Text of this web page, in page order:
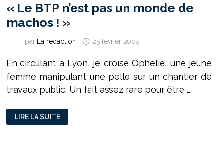
« Le BTP n’est pas un monde de
machos ! »
par La rédaction 25 février 2009
En circulant à Lyon, je croise Ophélie, une jeune
femme manipulant une pelle sur un chantier de
travaux public. Un fait assez rare pour être …
« LE
BTP
N’EST
LIRE LA SUITE